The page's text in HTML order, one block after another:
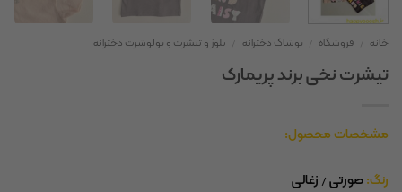
خانه فروشگاه پوشاک دخترانه بلوز و تیشرت و پولوشرت دخترانه
تیشرت نخی برند پریمارک
مشخصات محصول:
رنگ: صورتی / زغالی